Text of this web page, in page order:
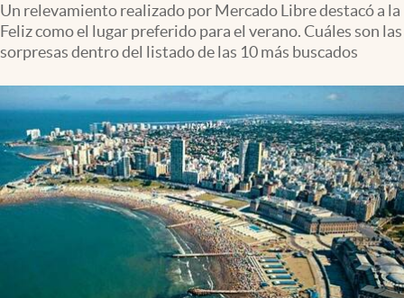
Apertura
Infotechnology
Clase
Clima
Mundial 2026
Un relevamiento realizado por Mercado Libre destacó a la
Feliz como el lugar preferido para el verano. Cuáles son las
sorpresas dentro del listado de las 10 más buscados